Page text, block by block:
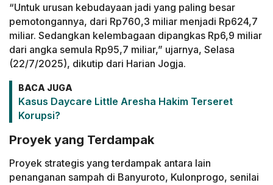
“Untuk urusan kebudayaan jadi yang paling besar
pemotongannya, dari Rp760,3 miliar menjadi Rp624,7
miliar. Sedangkan kelembagaan dipangkas Rp6,9 miliar
dari angka semula Rp95,7 miliar,” ujarnya, Selasa
(22/7/2025), dikutip dari Harian Jogja.
BACA JUGA
Kasus Daycare Little Aresha Hakim Terseret
Korupsi?
Proyek yang Terdampak
Proyek strategis yang terdampak antara lain
penanganan sampah di Banyuroto, Kulonprogo, senilai